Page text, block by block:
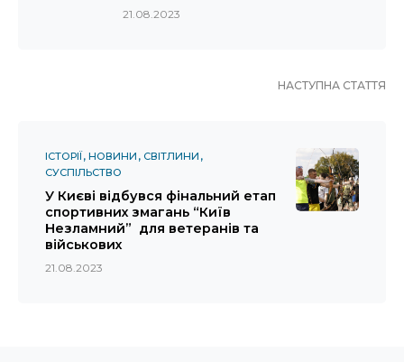
21.08.2023
НАСТУПНА СТАТТЯ
ІСТОРІЇ НОВИНИ
СВІТЛИНИ
СУСПІЛЬСТВО
У Києві відбувся фінальний етап
спортивних змагань “Київ
Незламний” для ветеранів та
військових
21.08.2023